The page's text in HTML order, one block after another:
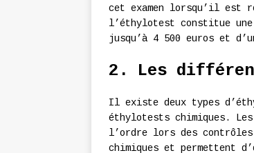
cet examen lorsqu’il est
l’éthylotest constitue
jusqu’à 4 500 euros et
2. Les
Il existe deux types
éthylotests chimiques. Les
l’ordre lors des
chimiques et permettent